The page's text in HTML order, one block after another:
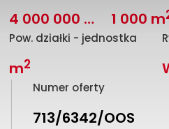
4 000 000 PLN 1 000 m
Pow. działki - jednostka
m2
Numer oferty
713/6342/OOS